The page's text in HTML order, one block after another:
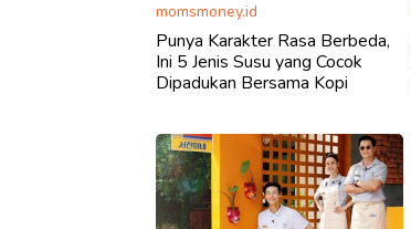
momsmoney.id
Punya Karakter Rasa Berbeda,
Ini 5 Jenis Susu yang Cocok
Dipadukan Bersama Kopi